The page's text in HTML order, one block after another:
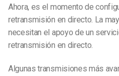
Ahora, es el momento de
retransmisión en directo. La
necesitan el apoyo de un
retransmisión en directo.
Algunas transmisiones más